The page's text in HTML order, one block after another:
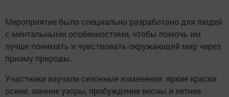
Мероприятие было специально разработано для людей
с ментальными особенностями, чтобы помочь им
лучше понимать и чувствовать окружающий мир через
призму природы.
Участники изучали сезонные изменения: яркие краски
осени, зимние узоры, пробуждение весны и летнее